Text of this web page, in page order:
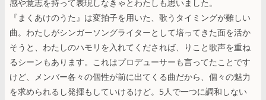
感や意志を持って表現しなきゃとわたしも思いました。
『まくあけのうた』は変拍子を用いた、歌うタイミングが難しい
曲。わたしがシンガーソングライターとして培ってきた面を活か
そうと、わたしのハモリを入れてくだされば、りこと歌声を重ね
るシーンもあります。これはプロデューサーも言ってたことです
けど、メンバー各々の個性が前に出てくる曲だから、個々の魅力
を求められるし発揮もしていけるけど。5人で一つに調和しない